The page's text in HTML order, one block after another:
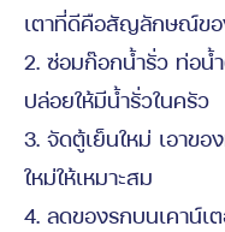
เตาที่ดีคือสัญลักษณ์ข
2. ซ่อมก๊อกน้ำรั่ว ท่อน้
ปล่อยให้มีน้ำรั่วในครัว
3. จัดตู้เย็นใหม่ เอาขอ
ใหม่ให้เหมาะสม
4. ลดของรกบนเคาน์เ